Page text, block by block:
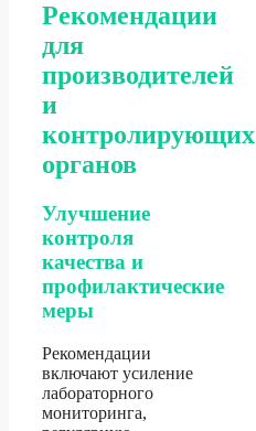
Рекомендации
для
производителей
и
контролирующих
органов
Улучшение
контроля
качества и
профилактические
меры
Рекомендации
включают усиление
лабораторного
мониторинга,